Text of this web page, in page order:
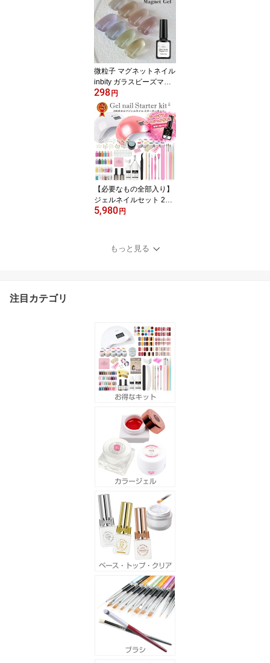
フネイル アーモンド ピ
ンクグァバ スイカ ゴー
ルデンパイン キウイ ブ
ルーハワイ ベリーヨーグ
ルト アサイー
微粒子 マグネットネイル
inbity ガラスビーズマグ
ネットジェル 4ml 磁石
ジェル カラージェル ジ
ェルネイル プチプラ 爪
ジェル セルフネイル シ
ルバーグレー コルク ド
ーンピンク フクシアピン
ク ヘリオトロープ ジェ
イブルー ベルディグリ
298円
【必要なもの全部入り】
ジェルネイルセット 290
点 LEDライト付き ピー
ルスターターキット ネイ
ルキット カラージェル
5,980円
もっと見る
注目カテゴリ